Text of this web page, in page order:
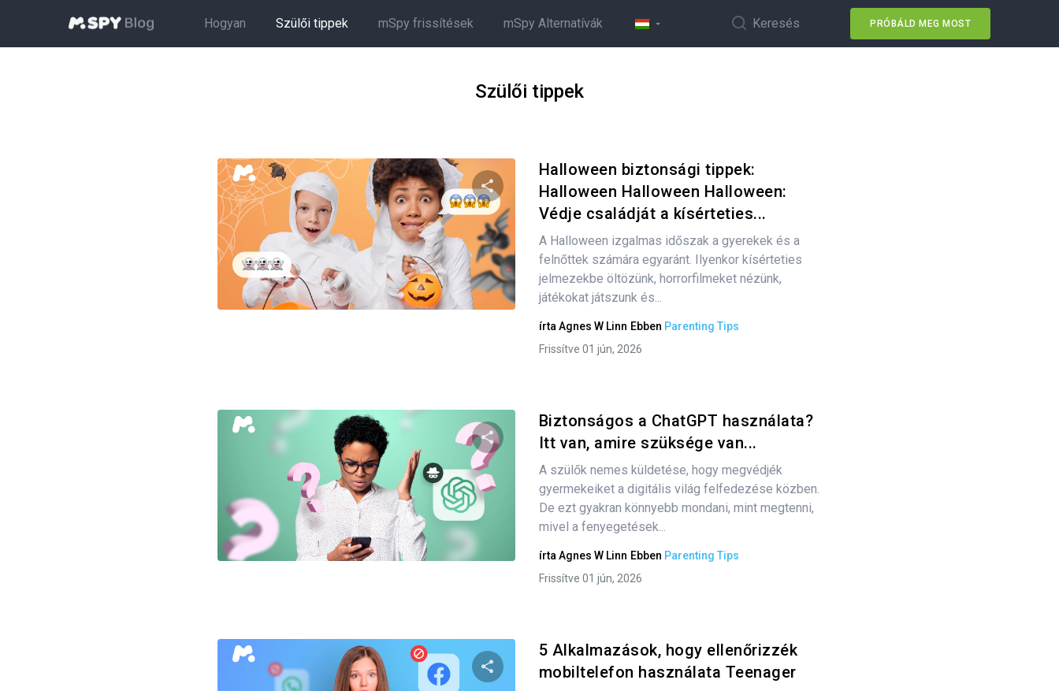
Hogyan Szülői tippek mSpy frissítések mSpy Alternatívák Keresés PRÓBÁLD MEG MOST
Szülői tippek
Oszd meg ezt a cikket
Twitter Facebook Link másolása
Halloween biztonsági tippek:
Halloween Halloween Halloween:
Védje családját a kísérteties...
A Halloween izgalmas időszak a gyerekek és a
felnőttek számára egyaránt. Ilyenkor kísérteties
jelmezekbe öltözünk, horrorfilmeket nézünk,
játékokat játszunk és...
írta Agnes W Linn Ebben Parenting Tips
Frissítve 01 jún, 2026
Oszd meg ezt a cikket
Biztonságos a ChatGPT használata?
Itt van, amire szüksége van...
A szülők nemes küldetése, hogy megvédjék
gyermekeiket a digitális világ felfedezése közben.
De ezt gyakran könnyebb mondani, mint megtenni,
mivel a fenyegetések...
írta Agnes W Linn Ebben Parenting Tips
Frissítve 01 jún, 2026
5 Alkalmazások, hogy ellenőrizzék
mobiltelefon használata Teenager